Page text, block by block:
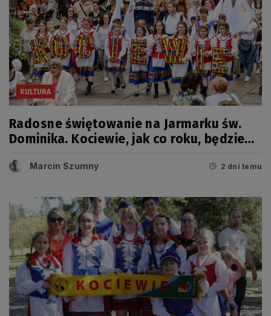
KULTURA
Radosne świętowanie na Jarmarku św.
Dominika. Kociewie, jak co roku, będzie
Marcin Szumny 2 dni temu